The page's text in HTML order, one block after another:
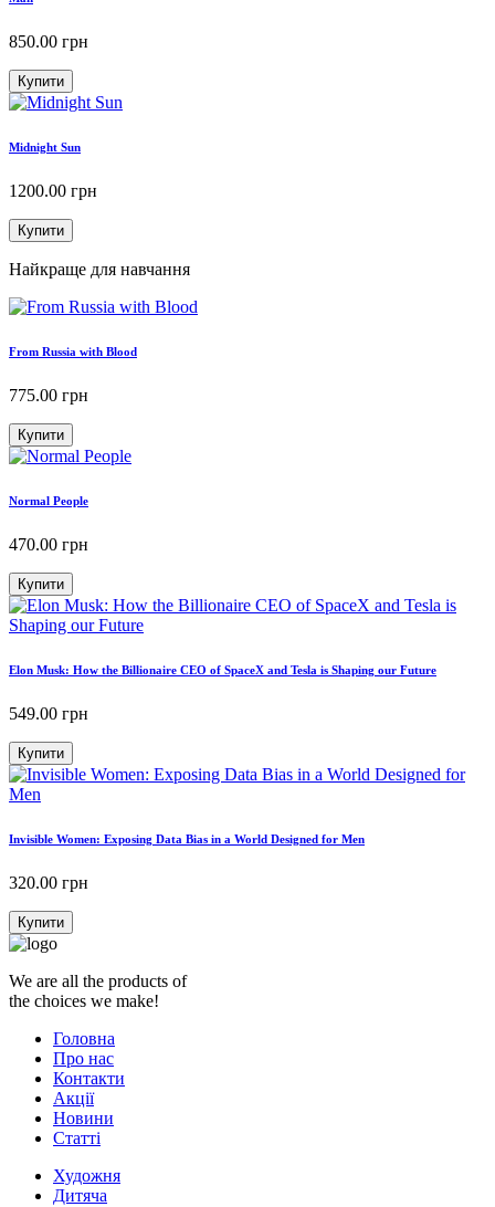
850.00 грн
Купити
Midnight Sun
1200.00 грн
Купити
Найкраще для навчання
From Russia with Blood
775.00 грн
Купити
Normal People
470.00 грн
Купити
Elon Musk: How the Billionaire CEO of SpaceX and Tesla is Shaping our Future
549.00 грн
Купити
Invisible Women: Exposing Data Bias in a World Designed for Men
320.00 грн
Купити
We are all the products of
the choices we make!
Головна
Про нас
Контакти
Акції
Новини
Статті
Художня
Дитяча